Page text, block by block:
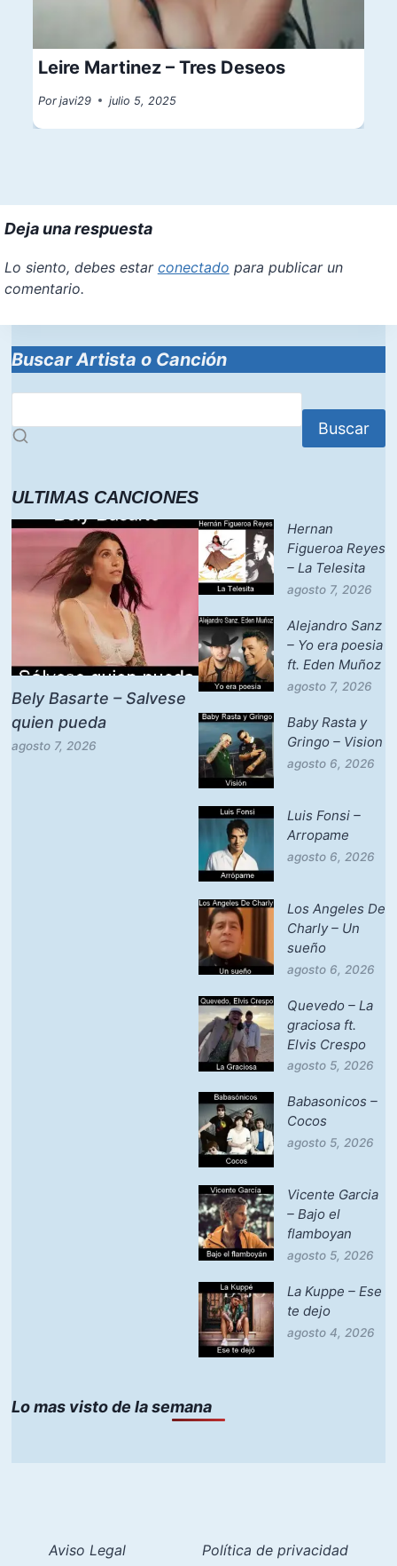
Leire Martinez – Tres Deseos
Por javi29 julio 5, 2025
Deja una respuesta
Lo siento, debes estar conectado para publicar un
comentario.
Buscar Artista o Canción
Buscar
ULTIMAS CANCIONES
Bely Basarte – Salvese
quien pueda
agosto 7, 2026
Hernan
Figueroa Reyes
– La Telesita
agosto 7, 2026
Alejandro Sanz
– Yo era poesia
ft. Eden Muñoz
agosto 7, 2026
Baby Rasta y
Gringo – Vision
agosto 6, 2026
Luis Fonsi –
Arropame
agosto 6, 2026
Los Angeles De
Charly – Un
sueño
agosto 6, 2026
Quevedo – La
graciosa ft.
Elvis Crespo
agosto 5, 2026
Babasonicos –
Cocos
agosto 5, 2026
Vicente Garcia
– Bajo el
flamboyan
agosto 5, 2026
La Kuppe – Ese
te dejo
agosto 4, 2026
Lo mas visto de la semana
Aviso Legal Política de privacidad